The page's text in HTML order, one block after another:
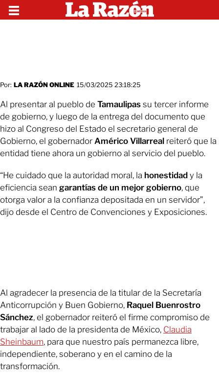
Por: LA RAZÓN ONLINE 15/03/2025 23:18:25
Al presentar al pueblo de Tamaulipas su tercer informe
de gobierno, y luego de la entrega del documento que
hizo al Congreso del Estado el secretario general de
Gobierno, el gobernador Américo Villarreal reiteró que la
entidad tiene ahora un gobierno al servicio del pueblo.
“He cuidado que la autoridad moral, la honestidad y la
eficiencia sean garantías de un mejor gobierno, que
otorga valor a la confianza depositada en un servidor”,
dijo desde el Centro de Convenciones y Exposiciones.
Al agradecer la presencia de la titular de la Secretaría
Anticorrupción y Buen Gobierno, Raquel Buenrostro
Sánchez, el gobernador reiteró el firme compromiso de
trabajar al lado de la presidenta de México, Claudia
Sheinbaum, para que nuestro país permanezca libre,
independiente, soberano y en el camino de la
transformación.